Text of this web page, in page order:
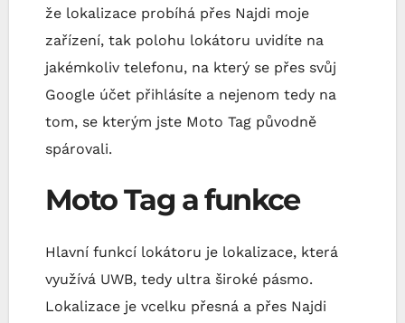
že lokalizace probíhá přes Najdi moje
zařízení, tak polohu lokátoru uvidíte na
jakémkoliv telefonu, na který se přes svůj
Google účet přihlásíte a nejenom tedy na
tom, se kterým jste Moto Tag původně
spárovali.
Moto Tag a funkce
Hlavní funkcí lokátoru je lokalizace, která
využívá UWB, tedy ultra široké pásmo.
Lokalizace je vcelku přesná a přes Najdi